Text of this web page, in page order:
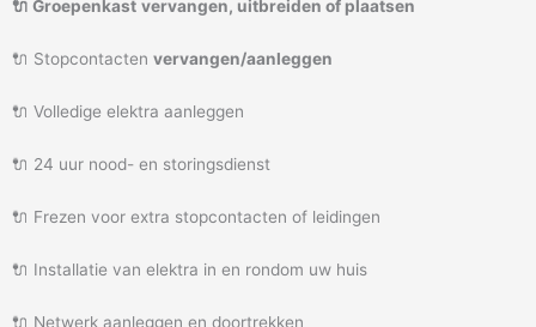
🔌 Groepenkast vervangen, uitbreiden of plaatsen
🔌 Stopcontacten vervangen/aanleggen
🔌 Volledige elektra aanleggen
🔌 24 uur nood- en storingsdienst
🔌 Frezen voor extra stopcontacten of leidingen
🔌 Installatie van elektra in en rondom uw huis
🔌 Netwerk aanleggen en doortrekken